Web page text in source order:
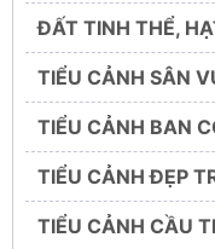
ĐẤT TINH THỂ,
TIỂU CẢNH SÂN
TIỂU CẢNH BAN
TIỂU CẢNH ĐẸP
TIỂU CẢNH CẦU